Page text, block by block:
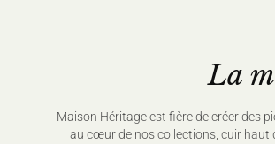
La
Maison Héritage est fière de créer des
au cœur de nos collections, cuir haut